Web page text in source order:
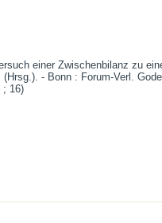
einer Zwischenbilanz zu
- Bonn : Forum-Verl.
; 16)